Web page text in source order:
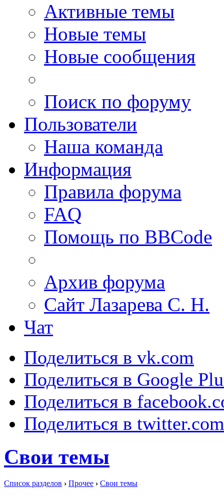
Активные темы
Новые темы
Новые сообщения
Поиск по форуму
Пользователи
Наша команда
Информация
Правила форума
FAQ
Помощь по BBCode
Архив форума
Сайт Лазарева С. Н.
Чат
Поделиться в vk.com
Поделиться в Google
Поделиться в
Поделиться в twitter.com
Свои темы
Список разделов › Прочее › Свои темы